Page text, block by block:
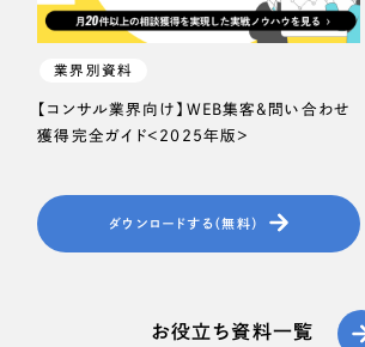
業界別資料
【コンサル業界向け】WEB集客＆問い合わせ
獲得完全ガイド＜2025年版＞
ダウンロードする（無料）
お役立ち資料一覧